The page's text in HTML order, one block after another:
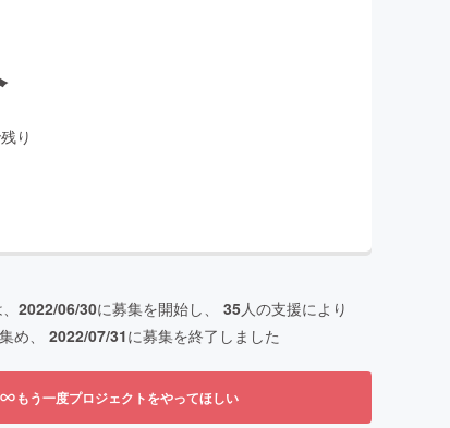
り
2022/06/30に募集を開始し、 35人の支援により
め、 2022/07/31に募集を終了しました
もう一度プロジェクトをやってほしい